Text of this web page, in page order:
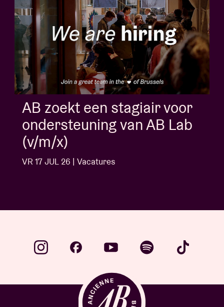
AB zoekt flexi voor onthaal
en ticketbalie
WO 27 MEI 26 | Vacatures